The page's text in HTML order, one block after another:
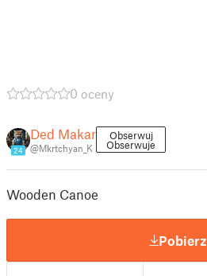
0 oceny
24
Ded Makar
@Mkrtchyan_K
Obserwuj
Obserwuje
Wooden Canoe
Pobierz